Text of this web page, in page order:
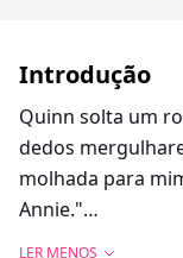
Introdução
Quinn solta um
dedos
molhada para
Annie."
LER MENOS